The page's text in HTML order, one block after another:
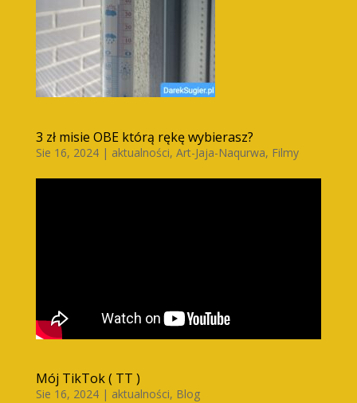
3 zł misie OBE którą rękę wybierasz?
Sie 16, 2024| aktualności, Art-Jaja-Naqurwa, Filmy
Mój TikTok ( TT )
Sie 16, 2024| aktualności, Blog